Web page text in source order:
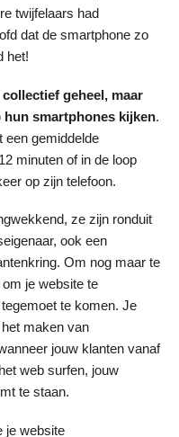
twijfelaars had
dat de smartphone zo
het!
geheel, maar
hun smartphones kijken.
een gemiddelde
minuten of in de loop
op zijn telefoon.
ze zijn ronduit
ook een
Om nog maar te
je website te
te komen. Je
maken van
jouw klanten vanaf
web surfen, jouw
te staan.
je website